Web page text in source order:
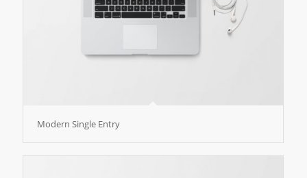
Modern Single Entry